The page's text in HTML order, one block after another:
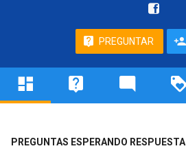
PREGUNTAR
PREGUNTAS ESPERANDO RESPUESTA